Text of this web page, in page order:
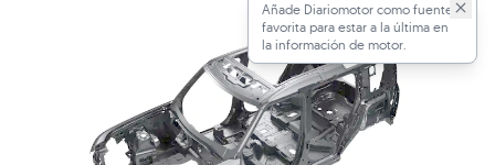
Añade Diariomotor como fuente
favorita para estar a la última en
la información de motor.